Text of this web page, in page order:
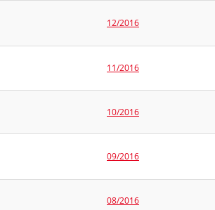
12/2016
11/2016
10/2016
09/2016
08/2016